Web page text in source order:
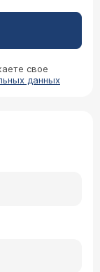
свое
данных